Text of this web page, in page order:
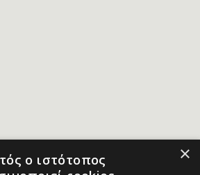
×
ο ιστότοπος